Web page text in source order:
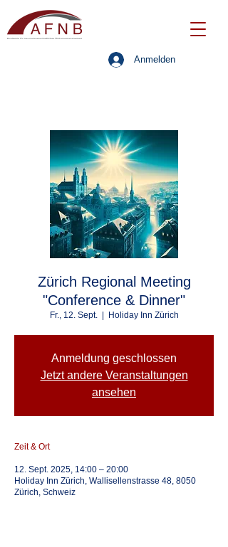
Anmelden
Zürich Regional Meeting
"Conference & Dinner"
Fr., 12. Sept.
  |
Holiday Inn Zürich
Anmeldung geschlossen
Jetzt andere Veranstaltungen
ansehen
Zeit & Ort
12. Sept. 2025, 14:00 – 20:00
Holiday Inn Zürich, Wallisellenstrasse 48, 8050
Zürich, Schweiz